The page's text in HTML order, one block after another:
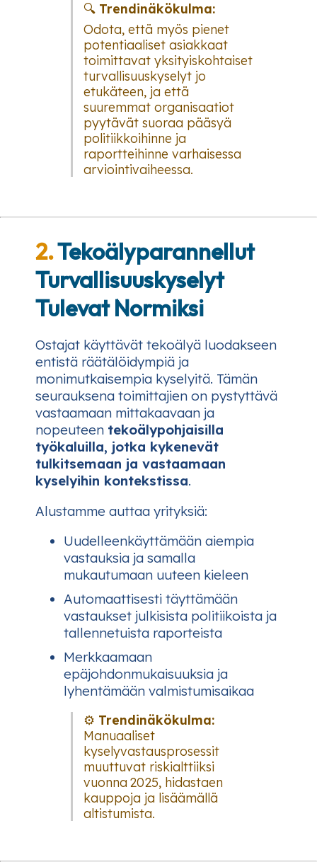
🔍 Trendinäkökulma:
Odota, että myös pienet
potentiaaliset asiakkaat
toimittavat yksityiskohtaiset
turvallisuuskyselyt jo
etukäteen, ja että
suuremmat organisaatiot
pyytävät suoraa pääsyä
politiikkoihinne ja
raportteihinne varhaisessa
arviointivaiheessa.
2.Tekoälyparannellut
Turvallisuuskyselyt
Tulevat Normiksi
Ostajat käyttävät tekoälyä luodakseen
entistä räätälöidympiä ja
monimutkaisempia kyselyitä. Tämän
seurauksena toimittajien on pystyttävä
vastaamaan mittakaavaan ja
nopeuteen tekoälypohjaisilla
työkaluilla, jotka kykenevät
tulkitsemaan ja vastaamaan
kyselyihin kontekstissa.
Alustamme auttaa yrityksiä:
Uudelleenkäyttämään aiempia
vastauksia ja samalla
mukautumaan uuteen kieleen
Automaattisesti täyttämään
vastaukset julkisista politiikoista ja
tallennetuista raporteista
Merkkaamaan
epäjohdonmukaisuuksia ja
lyhentämään valmistumisaikaa
⚙️ Trendinäkökulma:
Manuaaliset
kyselyvastausprosessit
muuttuvat riskialttiiksi
vuonna 2025, hidastaen
kauppoja ja lisäämällä
altistumista.